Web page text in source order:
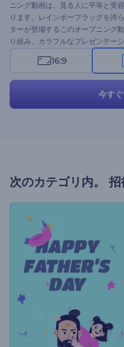
ニング動画は、見る人に平等と受
ります。レインボーフラッグを誇
ターが登場するこのオープニング
り組み、カラフルなプレゼンテー
ージなどに最適です。テキストを
の膨大な音楽ライブラリから
16:9
今す
次のカテゴリ内。 招